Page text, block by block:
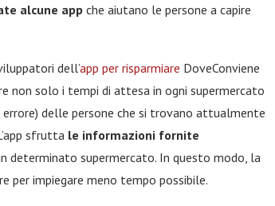
alcune app che aiutano le persone a capire
dell’app per risparmiare DoveConviene
non solo i tempi di attesa in ogni supermercato
delle persone che si trovano attualmente
sfrutta le informazioni fornite
determinato supermercato. In questo modo, la
per impiegare meno tempo possibile.